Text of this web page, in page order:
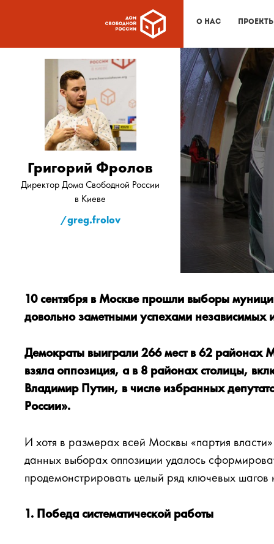
О нас
Григорий Фролов
Директор Дома Свободной России
в Киеве
/greg.frolov
10 сентября в Москве прошли выборы
довольно заметными успехами независимых
Демократы выиграли 266 мест в 62 районах
взяла оппозиция, а в 8 районах столицы,
Владимир Путин, в числе избранных
России».
И хотя в размерах всей Москвы «партия
данных выборах оппозиции удалось
продемонстрировать целый ряд ключевых
1. Победа систематической работы